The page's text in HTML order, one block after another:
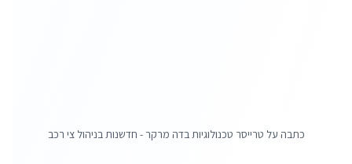
כתבה על טרייסר טכנולוגיות בדה מרקר - חדשנות בניהול צי רכב